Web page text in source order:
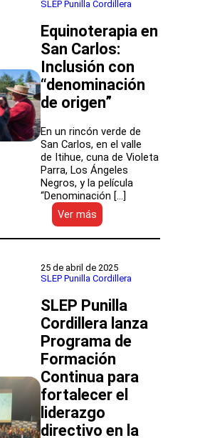
inversión
más
de
$1800
millones
en
proyectos
de
para
escuelas
y
liceos
SLEP Punilla Cordillera
Equinoterapia en
San Carlos:
Inclusión con
“denominación
de origen”
En un rincón verde de
San Carlos, en el valle
de Itihue, cuna de Violeta
Parra, Los Ángeles
Negros, y la película
“Denominación […]
Ver más
Equinoterapia
en
Carlos:
Inclusión
“denominación
origen”
25 de abril de 2025
SLEP Punilla Cordillera
SLEP Punilla
Cordillera lanza
Programa de
Formación
Continua para
fortalecer el
liderazgo
directivo en la